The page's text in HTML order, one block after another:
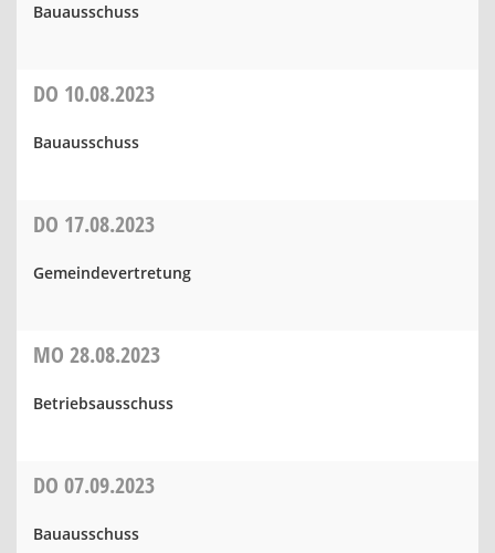
Bauausschuss
DO 10.08.2023
Bauausschuss
DO 17.08.2023
Gemeindevertretung
MO 28.08.2023
Betriebsausschuss
DO 07.09.2023
Bauausschuss